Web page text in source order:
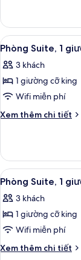
queen,
phù
hợp
cho
người
khuyết
tật
Phòng,
giường
queen,
phù
cho
người
khuyết
Xem
tất
cả
ảnh
Phòng
Suite,
cỡ
king
8
Phòng Suite, 1
3 khách
1 giường cỡ king
Wifi miễn phí
Xem thêm chi tiết
Chi
Phòng
Suite,
1
giường
cỡ
king
Xem
tất
cả
ảnh
Phòng
Suite,
8
Phòng Suite, 1
3 khách
1 giường cỡ king
Wifi miễn phí
Xem thêm chi tiết
Chi